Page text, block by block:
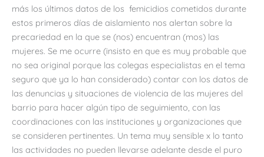
más los últimos datos de los femicidios cometidos durante
estos primeros días de aislamiento nos alertan sobre la
precariedad en la que se (nos) encuentran (mos) las
mujeres. Se me ocurre (insisto en que es muy probable que
no sea original porque las colegas especialistas en el tema
seguro que ya lo han considerado) contar con los datos de
las denuncias y situaciones de violencia de las mujeres del
barrio para hacer algún tipo de seguimiento, con las
coordinaciones con las instituciones y organizaciones que
se consideren pertinentes. Un tema muy sensible x lo tanto
las actividades no pueden llevarse adelante desde el puro